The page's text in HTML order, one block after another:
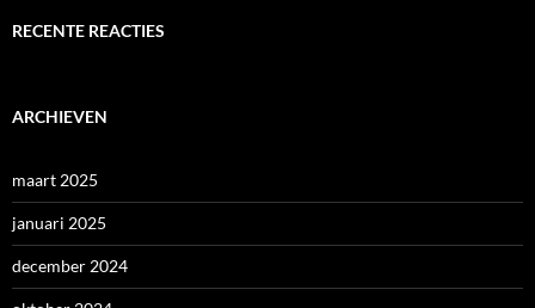
RECENTE REACTIES
ARCHIEVEN
maart 2025
januari 2025
december 2024